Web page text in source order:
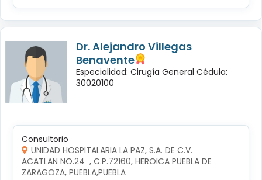
Dr. Alejandro Villegas
Benavente
Especialidad: Cirugía General Cédula:
30020100
Consultorio
UNIDAD HOSPITALARIA LA PAZ, S.A. DE C.V.
ACATLAN NO.24  , C.P.72160, HEROICA PUEBLA DE
ZARAGOZA, PUEBLA,PUEBLA